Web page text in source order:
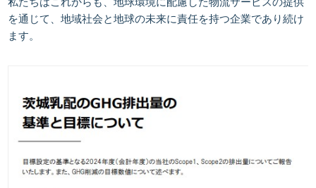
を通じて、地域社会と地球の未来に責任を持つ企業であり続け
ます。